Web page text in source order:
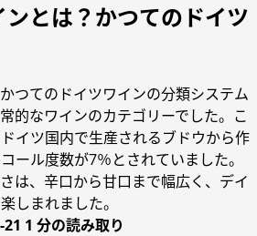
とは？かつてのドイツ
つてのドイツワインの分類システム
的なワインのカテゴリーでした。こ
イツ国内で生産されるブドウから作
ール度数が7％とされていました。
は、辛口から甘口まで幅広く、デイ
しまれました。
1 分の読み取り